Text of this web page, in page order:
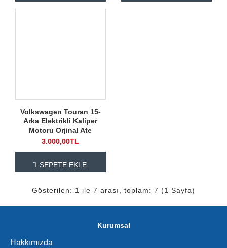
Volkswagen Touran 15-
Arka Elektrikli Kaliper
Motoru Orjinal Ate
3.000,00TL
SEPETE EKLE
Gösterilen: 1 ile 7 arası, toplam: 7 (1 Sayfa)
Kurumsal
Hakkımızda